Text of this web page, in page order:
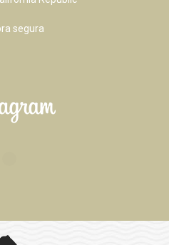
segura